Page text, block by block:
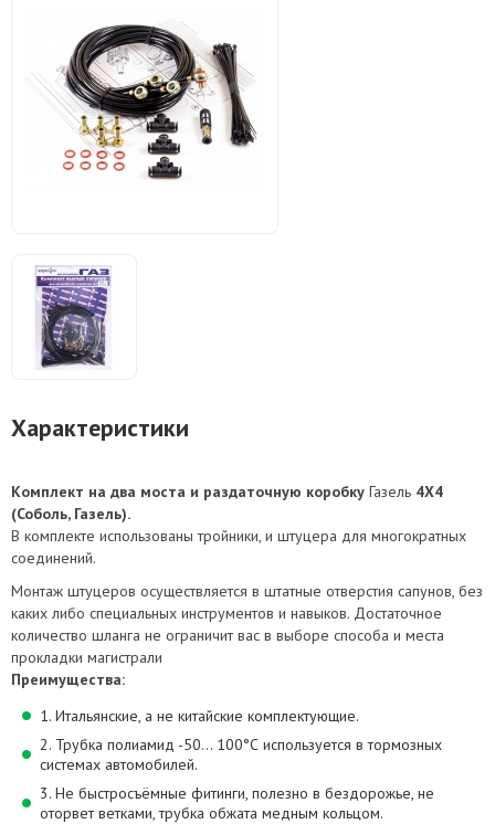
Характеристики
Комплект на два моста и раздаточную коробку Газель 4Х4
(Соболь, Газель).
В комплекте использованы тройники, и штуцера для многократных
соединений.
Монтаж штуцеров осуществляется в штатные отверстия сапунов, без
каких либо специальных инструментов и навыков. Достаточное
количество шланга не ограничит вас в выборе способа и места
прокладки магистрали
Преимущества:
1. Итальянские, а не китайские комплектующие.
2. Трубка полиамид -50… 100°С используется в тормозных
системах автомобилей.
3. Не быстросъёмные фитинги, полезно в бездорожье, не
оторвет ветками, трубка обжата медным кольцом.